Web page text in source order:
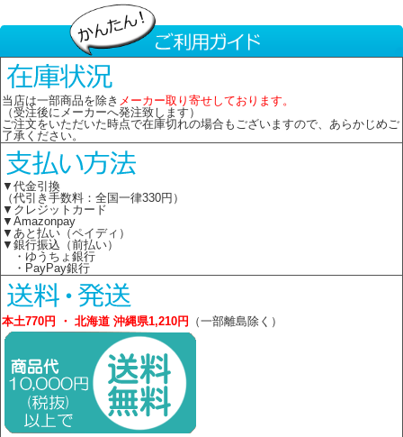
当店は一部商品を除き メーカー取り寄せしております。
（受注後にメーカーへ発注致します）
ご注文をいただいた時点で在庫切れの場合もございますので、あらかじめご
了承ください。
▼代金引換
（代引き手数料：全国一律330円）
▼クレジットカード
▼Amazonpay
▼あと払い（ペイディ）
▼銀行振込（前払い）
・ゆうちょ銀行
・PayPay銀行
本土770円 ・ 北海道 沖縄県1,210円 （一部離島除く）